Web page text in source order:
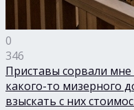
0
346
Приставы сорвали мне
какого-то мизерного
взыскать с них